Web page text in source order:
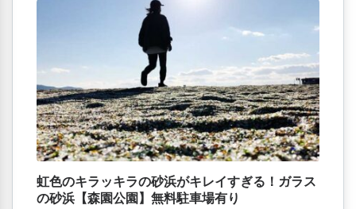
虹色のキラッキラの砂浜がキレイすぎる！ガラス
の砂浜【森園公園】無料駐車場有り